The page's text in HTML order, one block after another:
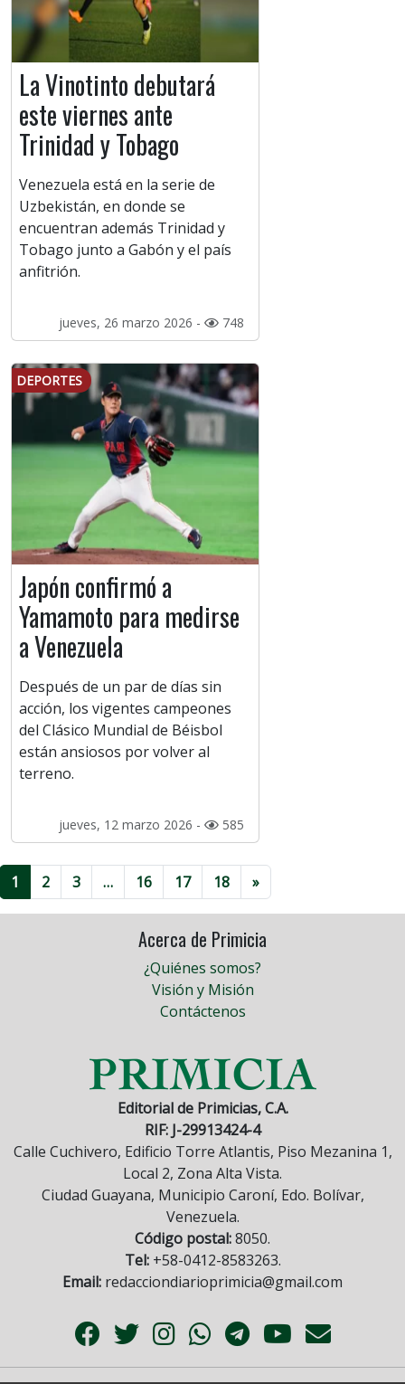
La Vinotinto debutará
este viernes ante
Trinidad y Tobago
Venezuela está en la serie de
Uzbekistán, en donde se
encuentran además Trinidad y
Tobago junto a Gabón y el país
anfitrión.
jueves, 26 marzo 2026 - 748
DEPORTES
Japón confirmó a
Yamamoto para medirse
a Venezuela
Después de un par de días sin
acción, los vigentes campeones
del Clásico Mundial de Béisbol
están ansiosos por volver al
terreno.
jueves, 12 marzo 2026 - 585
1 2 3 … 16 17 18 »
Acerca de Primicia
¿Quiénes somos?
Visión y Misión
Contáctenos
Editorial de Primicias, C.A.
RIF: J-29913424-4
Calle Cuchivero, Edificio Torre Atlantis, Piso Mezanina 1,
Local 2, Zona Alta Vista.
Ciudad Guayana, Municipio Caroní, Edo. Bolívar,
Venezuela.
Código postal:8050.
Tel:+58-0412-8583263.
Email: redacciondiarioprimicia@gmail.com